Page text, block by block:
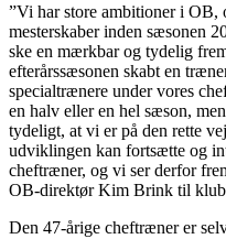
”Vi har store ambitioner i OB,
mesterskaber inden sæsonen
ske en mærkbar og tydelig
efterårssæsonen skabt en
specialtrænere under vores
en halv eller en hel sæson,
tydeligt, at vi er på den rette
udviklingen kan fortsætte og
cheftræner, og vi ser derfor
OB-direktør Kim Brink til
Den 47-årige cheftræner er